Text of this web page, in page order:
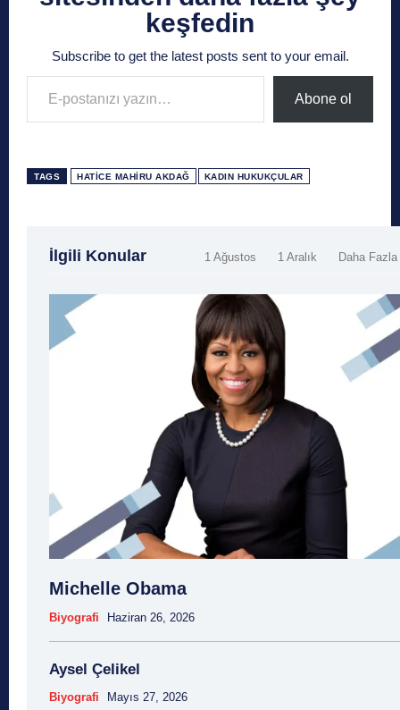
keşfedin
Subscribe to get the latest posts sent to your email.
E-postanızı yazın…
Abone ol
TAGS HATICE MAHIRU AKDAĞ KADIN HUKUKÇULAR
İlgili Konular 1 Ağustos 1 Aralık Daha Fazla
Michelle Obama
Biyografi Haziran 26, 2026
Aysel Çelikel
Biyografi Mayıs 27, 2026